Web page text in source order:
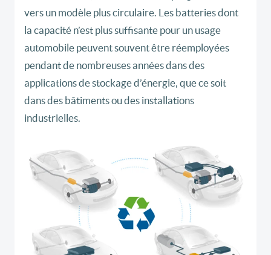
vers un modèle plus circulaire. Les batteries dont
la capacité n’est plus suffisante pour un usage
automobile peuvent souvent être réemployées
pendant de nombreuses années dans des
applications de stockage d’énergie, que ce soit
dans des bâtiments ou des installations
industrielles.